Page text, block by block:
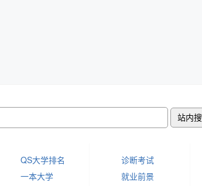
站内
QS大学排名
一本大学
诊断考试
就业前景